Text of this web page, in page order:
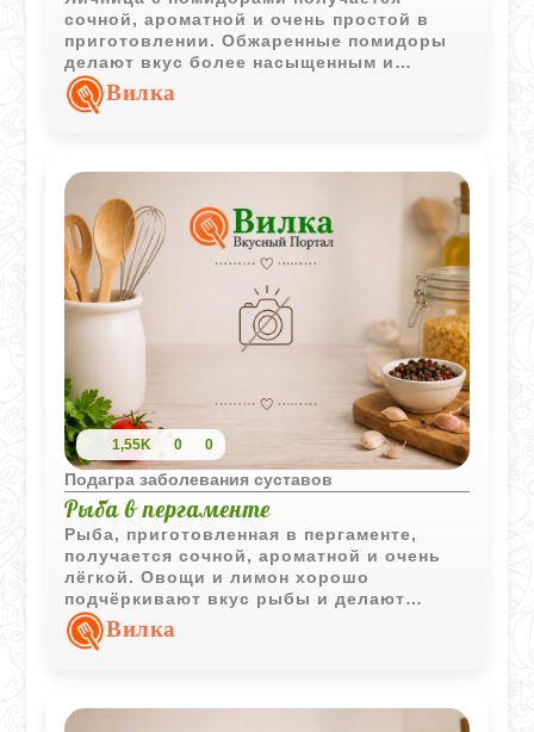
сочной, ароматной и очень простой в
приготовлении. Обжаренные помидоры
делают вкус более насыщенным и
отлично сочетаются с яйцами.
Вилка
1,55K 0 0
Подагра заболевания суставов
Рыба в пергаменте
Рыба, приготовленная в пергаменте,
получается сочной, ароматной и очень
лёгкой. Овощи и лимон хорошо
подчёркивают вкус рыбы и делают
блюдо более насыщенным.
Вилка